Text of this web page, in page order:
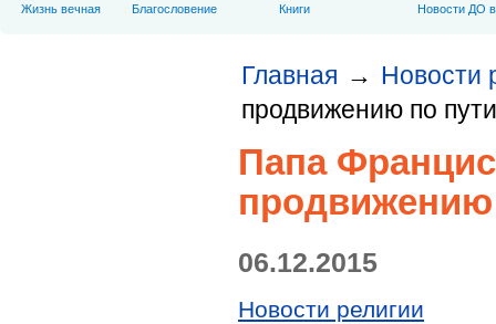
Главная → Новости
продвижению по
Папа
продвижению
06.12.2015
Новости религии
Жизнь вечная
Благословение
Книги
Новости ДО